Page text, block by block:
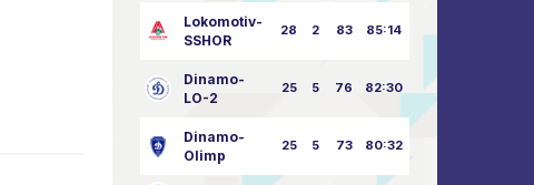
Lokomotiv-
SSHOR
28 2 83 85:14
Dinamo-
LO-2
25 5 76 82:30
Dinamo-
Olimp
25 5 73 80:32